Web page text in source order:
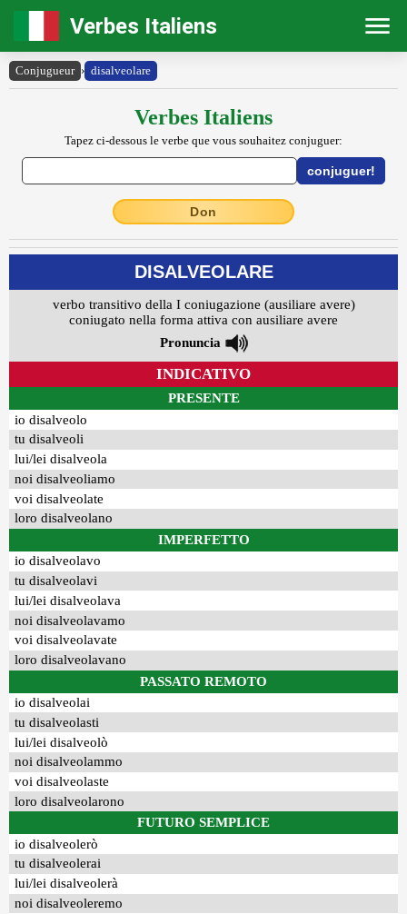
Verbes Italiens
Conjugueur › disalveolare
Verbes Italiens
Tapez ci-dessous le verbe que vous souhaitez conjuguer:
Don
DISALVEOLARE
verbo transitivo della I coniugazione (ausiliare avere)
coniugato nella forma attiva con ausiliare avere
Pronuncia
INDICATIVO
PRESENTE
io disalveolo
tu disalveoli
lui/lei disalveola
noi disalveoliamo
voi disalveolate
loro disalveolano
IMPERFETTO
io disalveolavo
tu disalveolavi
lui/lei disalveolava
noi disalveolavamo
voi disalveolavate
loro disalveolavano
PASSATO REMOTO
io disalveolai
tu disalveolasti
lui/lei disalveolò
noi disalveolammo
voi disalveolaste
loro disalveolarono
FUTURO SEMPLICE
io disalveolerò
tu disalveolerai
lui/lei disalveolerà
noi disalveoleremo